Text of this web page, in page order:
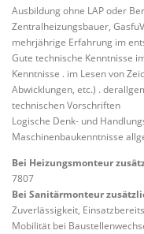
Ausbildung ohne LAP oder
Zentralheizungsbauer,
mehrjährige Erfahrung im
Gute technische Kenntnisse
Kenntnisse . im Lesen von
Abwicklungen, etc.) .
technischen Vorschriften
Logische Denk- und
Maschinenbaukenntnisse
Bei Heizungsmonteur
7807
Bei Sanitärmonteur
Zuverlässigkeit,
Mobilität bei